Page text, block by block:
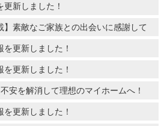
更新しました！
】素敵なご家族との出会いに感謝して
を更新しました！
を更新しました！
安を解消して理想のマイホームへ！
を更新しました！